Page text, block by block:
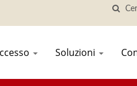
Soluzioni